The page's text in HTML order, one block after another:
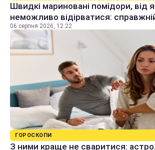
Швидкі мариновані помідори, від
неможливо відірватися:
06 серпня 2026, 12:22
ГОРОСКОПИ
З ними краще не сваритися: